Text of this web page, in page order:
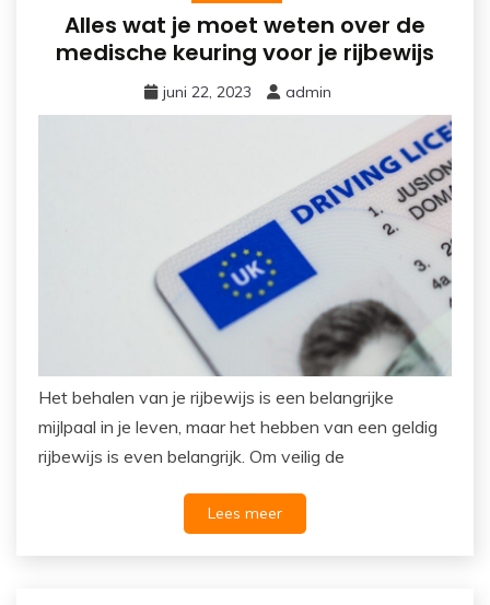
Alles wat je moet weten over de
medische keuring voor je rijbewijs
juni 22, 2023 admin
Het behalen van je rijbewijs is een belangrijke
mijlpaal in je leven, maar het hebben van een geldig
rijbewijs is even belangrijk. Om veilig de
Lees meer